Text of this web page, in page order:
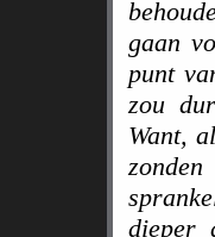
gaan
punt
zou
Want,
dieper